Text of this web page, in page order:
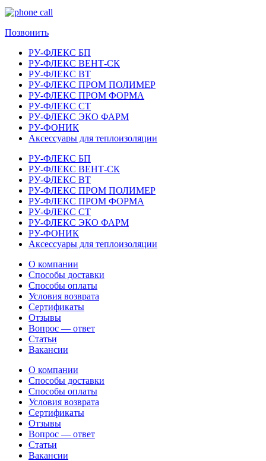
Позвонить
РУ-ФЛЕКС БП
РУ-ФЛЕКС ВЕНТ-СК
РУ-ФЛЕКС ВТ
РУ-ФЛЕКС ПРОМ ПОЛИМЕР
РУ-ФЛЕКС ПРОМ ФОРМА
РУ-ФЛЕКС СТ
РУ-ФЛЕКС ЭКО ФАРМ
РУ-ФОНИК
Аксессуары для теплоизоляции
РУ-ФЛЕКС БП
РУ-ФЛЕКС ВЕНТ-СК
РУ-ФЛЕКС ВТ
РУ-ФЛЕКС ПРОМ ПОЛИМЕР
РУ-ФЛЕКС ПРОМ ФОРМА
РУ-ФЛЕКС СТ
РУ-ФЛЕКС ЭКО ФАРМ
РУ-ФОНИК
Аксессуары для теплоизоляции
О компании
Способы доставки
Способы оплаты
Условия возврата
Сертификаты
Отзывы
Вопрос — ответ
Статьи
Вакансии
О компании
Способы доставки
Способы оплаты
Условия возврата
Сертификаты
Отзывы
Вопрос — ответ
Статьи
Вакансии